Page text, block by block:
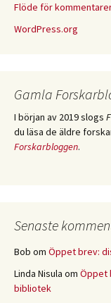
Flöde för
WordPress.org
Gamla
I början av 2019 slogs
du läsa de äldre
Forskarbloggen.
Senaste
Bob om Öppet brev:
Linda Nisula om Öppet
bibliotek